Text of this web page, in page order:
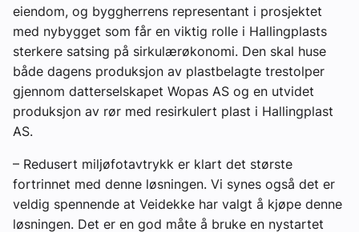
eiendom, og byggherrens representant i prosjektet
med nybygget som får en viktig rolle i Hallingplasts
sterkere satsing på sirkulærøkonomi. Den skal huse
både dagens produksjon av plastbelagte trestolper
gjennom datterselskapet Wopas AS og en utvidet
produksjon av rør med resirkulert plast i Hallingplast
AS.
– Redusert miljøfotavtrykk er klart det største
fortrinnet med denne løsningen. Vi synes også det er
veldig spennende at Veidekke har valgt å kjøpe denne
løsningen. Det er en god måte å bruke en nystartet